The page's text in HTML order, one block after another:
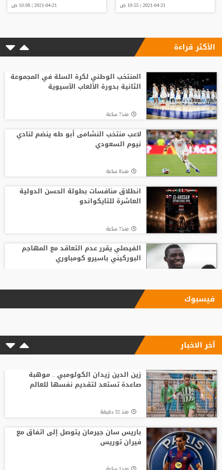
2021-04-21 | 10:55 ص 2021-04-21 | 10:08 ص
الأكثر قراءة
المنتخب الوطني لكرة السلة في المجموعة
الثانية بدورة الألعاب الآسيوية
منذ7 ساعة
لاعب منتخب النشامى أبو طه ينضم لنادي
نيوم السعودي
منذ8 ساعة
انطلاق منافسات بطولة الحسن الدولية
العاشرة للتايكواندو
منذ7 ساعة
الفيصلي يقرر عدم التعاقد مع المهاجم
البوركيني باسيرو كومباوري
ليفربول يحسم صفقة أراخو لاعب برشلونة
مأساة وفاة لاعب شاب
باريس سان جيرمان يتوصل إلى اتفاق مع
فيران توريس
فيسبوك
آخر الاخبار
زين الدين زيدان الكولومبي .. موهبة
صاعدة تستعد لتقديم نفسها للعالم
منذ 32 دقيقة
باريس سان جيرمان يتوصل إلى اتفاق مع
فيران توريس